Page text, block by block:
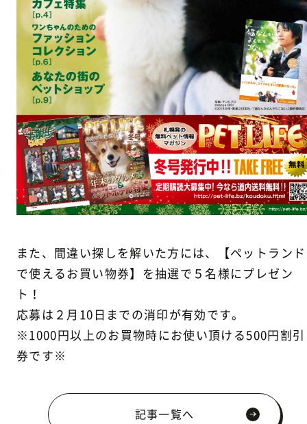
また、間違い探しを解いた方には、【ペットランド
で使えるお買い物券】を抽選で５名様にプレゼン
ト！
応募は２月10日までの消印が有効です。
※1000円以上のお買物時にお使い頂ける500円割引
券です※
記事一覧へ